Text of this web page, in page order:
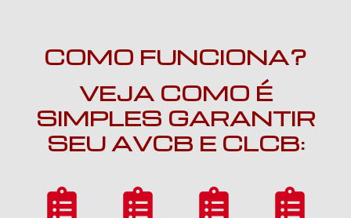
COMO FUNCIONA?
VEJA COMO É
SIMPLES GARANTIR
SEU AVCB E CLCB: